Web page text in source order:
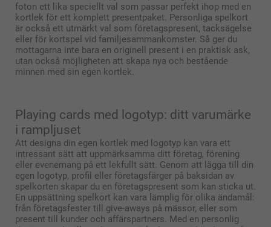
foton ett lika speciellt val som passar perfekt ihop med en
kortlek för ett komplett presentpaket. Personliga spelkort
är också ett utmärkt val som företagspresent, tacksägelse
eller för kortspel vid familjesammankomster. Så ger du
mottagarna inte bara en originell present i en praktisk ask,
utan också möjligheten att skapa nya och bestående
minnen med sin egen kortlek.
Playing cards med logotyp: ditt varumärke
i rampljuset
Att designa din egen kortlek med logotyp kan vara ett
intressant sätt att uppmärksamma ditt företag, förening
eller evenemang på ett lekfullt sätt. Genom att lägga till din
egen logotyp, profil eller företagsfärger på baksidan av
spelkorten skapar du en företagspresent som kan sticka ut.
En uppsättning spelkort kan vara lämplig för olika ändamål:
från företagsfester till give-aways på mässor, eller som
present till kunder och affärspartners. Med en personlig